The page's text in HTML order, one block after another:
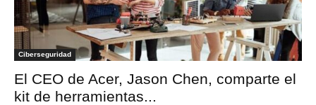
Ciberseguridad
El CEO de Acer, Jason Chen, comparte el
kit de herramientas...